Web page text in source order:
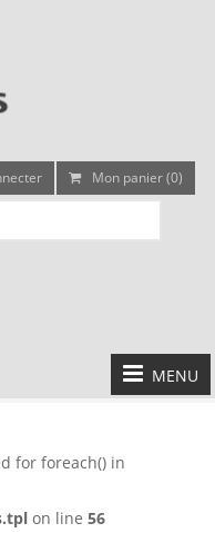
Mon panier (0)
MENU
for foreach() in
on line 56